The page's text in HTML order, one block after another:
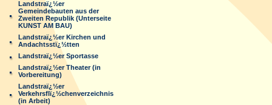
Landstraï¿½er
Gemeindebauten aus der
Zweiten Republik (Unterseite
KUNST AM BAU)
Landstraï¿½er Kirchen und
Andachtsstï¿½tten
Landstraï¿½er Sportasse
Landstraï¿½er Theater (in
Vorbereitung)
Landstraï¿½er
Verkehrsflï¿½chenverzeichnis
(in Arbeit)